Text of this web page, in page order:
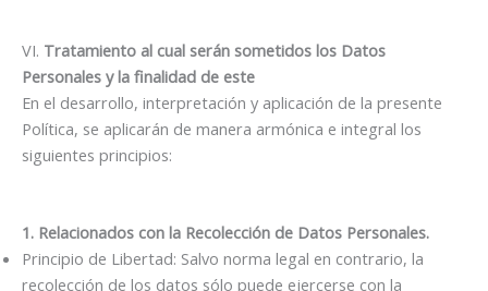
VI. Tratamiento al cual serán sometidos los Datos
Personales y la finalidad de este
En el desarrollo, interpretación y aplicación de la presente
Política, se aplicarán de manera armónica e integral los
siguientes principios:
1. Relacionados con la Recolección de Datos Personales.
Principio de Libertad: Salvo norma legal en contrario, la
recolección de los datos sólo puede ejercerse con la